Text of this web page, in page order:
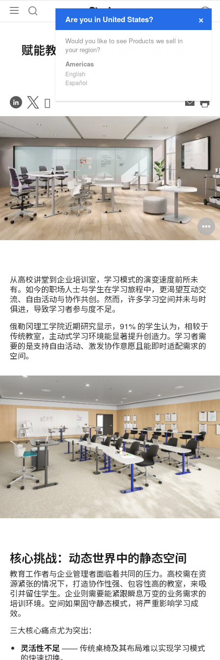
×
Are you in United States?
Would you like to see Products we sell in
your region?
Americas
English
Español
学习
赋能教育领域与企业的主动式学习
在
LinkedIn
享
Share
on
Weibo
Share
on
Little
Red
Book
邮
印
此
从高校讲堂到企业培训室，学习模式的演变速度前所未
有。如今的职场人士与学生在学习旅程中，更渴望互动交
流、自由活动与协作共创。然而，许多学习空间并未与时
俱进，导致学习者参与度不足。
俄勒冈理工学院近期研究显示，91% 的学生认为，相较于
传统教室，主动式学习环境能显著提升创造力。学习者需
要的是支持自由活动、激发协作意愿且能即时适配需求的
空间。
核心挑战：动态世界中的静态空间
教育工作者与企业管理者面临着共同的压力。高校需在资
源紧张的情况下，打造协作性强、包容性高的教室，来吸
引并留住学生。企业则需要能紧跟瞬息万变的业务需求的
培训环境。空间如果固守静态模式，将严重影响学习成
效。
三大核心痛点尤为突出：
灵活性不足—— 传统桌椅及其布局难以实现学习模式